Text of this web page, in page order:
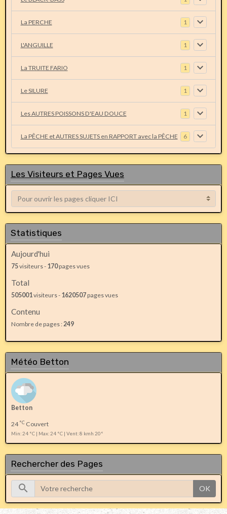
La PERCHE 1
L'ANGUILLE 1
La TRUITE FARIO 1
Le SILURE 1
Les AUTRES POISSONS D'EAU DOUCE 1
La PÊCHE et AUTRES SUJETS en RAPPORT avec la PÊCHE 6
Les Visiteurs et Pages Vues
Statistiques
Aujourd'hui
75visiteurs - 170pages vues
Total
505001visiteurs - 1620507pages vues
Contenu
Nombre de pages :249
Météo Betton
Betton
24 °C Couvert
Min: 24 °C | Max: 24 °C | Vent: 8 kmh 20°
Rechercher des Pages
OK